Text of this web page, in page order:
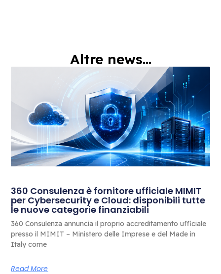
Altre news...
360 Consulenza è fornitore ufficiale MIMIT
per Cybersecurity e Cloud: disponibili tutte
le nuove categorie finanziabili
360 Consulenza annuncia il proprio accreditamento ufficiale
presso il MIMIT – Ministero delle Imprese e del Made in
Italy come
Read More